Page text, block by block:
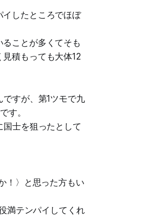
イしたところでほぼ
ことが多くてそも
積もっても大体12
すが、第1ツモで九
す。
士を狙ったとして
！〉と思った方もい
満テンパイしてくれ